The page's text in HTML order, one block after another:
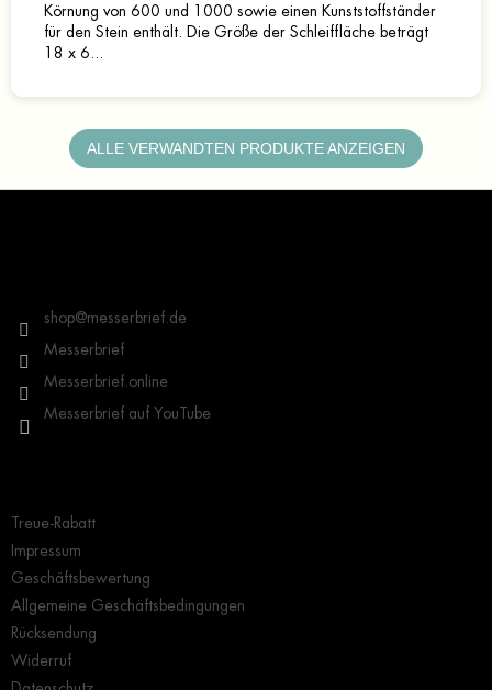
Körnung von 600 und 1000 sowie einen Kunststoffständer
für den Stein enthält. Die Größe der Schleiffläche beträgt
18 x 6...
ALLE VERWANDTEN PRODUKTE ANZEIGEN
shop@messerbrief.de
Messerbrief
Messerbrief.online
Messerbrief auf YouTube
Treue-Rabatt
Impressum
Geschäftsbewertung
Allgemeine Geschäftsbedingungen
Rücksendung
Widerruf